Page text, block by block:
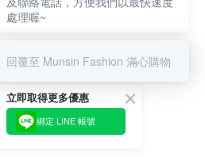
立即取得更多優惠
綁定 LINE 帳號
處理喔~
回覆至 Munsin Fashion 滿心購物